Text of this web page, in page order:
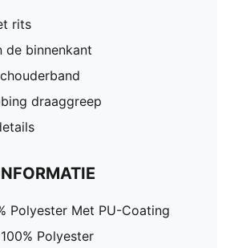
rits
de binnenkant
draaggreep
Polyester Met PU-Coating
Polyester